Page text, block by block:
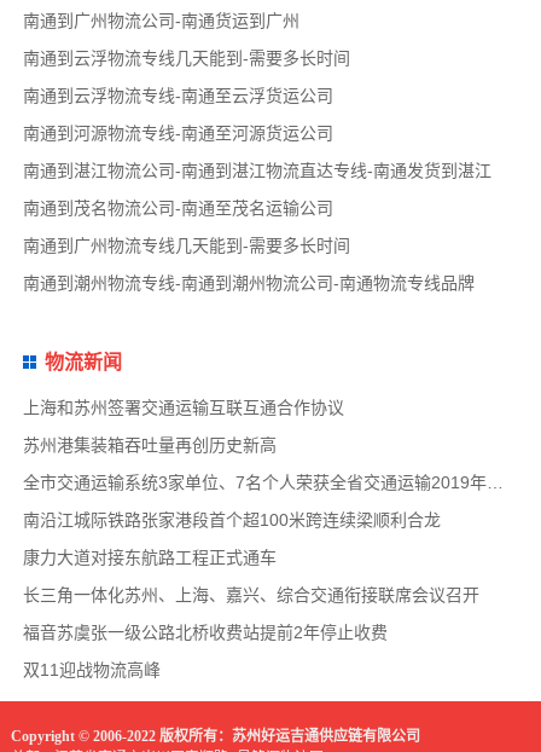
南通到广州物流公司-南通货运到广州
南通到云浮物流专线几天能到-需要多长时间
南通到云浮物流专线-南通至云浮货运公司
南通到河源物流专线-南通至河源货运公司
南通到湛江物流公司-南通到湛江物流直达专线-南通发货到湛江
南通到茂名物流公司-南通至茂名运输公司
南通到广州物流专线几天能到-需要多长时间
南通到潮州物流专线-南通到潮州物流公司-南通物流专线品牌
物流新闻
上海和苏州签署交通运输互联互通合作协议
苏州港集装箱吞吐量再创历史新高
全市交通运输系统3家单位、7名个人荣获全省交通运输2019年度扫黑除恶专项斗争先进集体和先
南沿江城际铁路张家港段首个超100米跨连续梁顺利合龙
康力大道对接东航路工程正式通车
长三角一体化苏州、上海、嘉兴、综合交通衔接联席会议召开
福音苏虞张一级公路北桥收费站提前2年停止收费
双11迎战物流高峰
Copyright © 2006-2022 版权所有：苏州好运吉通供应链有限公司